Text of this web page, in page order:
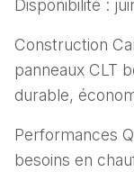
Disponibilité :
Construction
panneaux CLT
durable,
Performances
besoins en